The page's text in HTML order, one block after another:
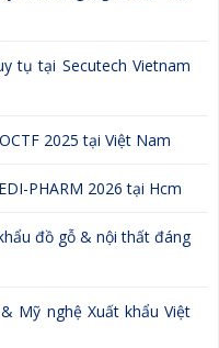
tụ tại Secutech Vietnam
2025 tại Việt Nam
PHARM 2026 tại Hcm
đồ gỗ & nội thất đáng
Mỹ nghệ Xuất khẩu Việt